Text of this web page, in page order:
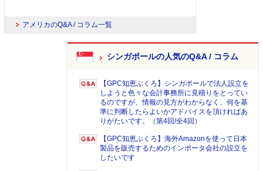
アメリカのQ&A / コラム一覧
シンガポールの人気のQ&A / コラム
【GPC知恵ぶくろ】シンガポールで法人設立を
しようと色々な会計事務所に見積りをとってい
るのですが、情報の見方がわからなく、何を基
準に判断したらよいかアドバイスを頂ければあ
りがたいです。（第4回/全4回）
【GPC知恵ぶくろ】海外Amazonを使って日本
製品を販売するためのインポータ会社の設立を
したいです